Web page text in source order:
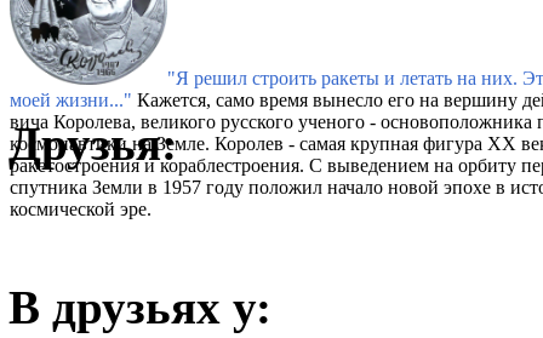
"Я решил строить ракеты и летать на них.
моей жизни..." Кажется, само время вынесло его на вершину
вича Королева, великого русского ученого - основоположника
космонавтики на Земле. Королев - самая крупная фигура XX
ракетостроения и кораблестроения. С выведением на орбиту
спутника Земли в 1957 году положил начало новой эпохе в
космической эре.
Друзья:
В друзьях у: